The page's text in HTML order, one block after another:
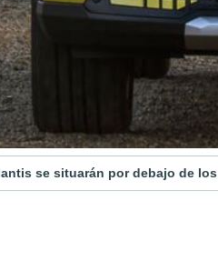
se situarán por debajo de los